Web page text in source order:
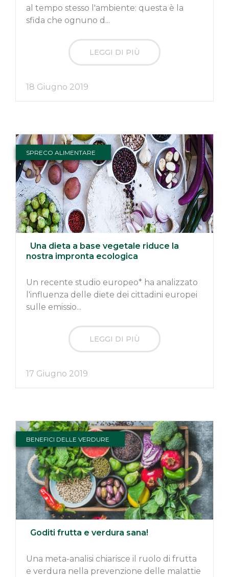
al tempo stesso l'ambiente: questa è la
sfida che ognuno d...
LEGGI DI PIÙ
18 Giugno 2019
SPRECO ALIMENTARE
Una dieta a base vegetale riduce la
nostra impronta ecologica
Un recente studio europeo* ha analizzato
l'influenza delle diete dei cittadini europei
sulle emissio...
LEGGI DI PIÙ
17 Giugno 2019
BENEFICI DELLE VERDURE
Goditi frutta e verdura sana!
Una meta-analisi chiarisce il ruolo di frutta
e verdura nella prevenzione delle malattie